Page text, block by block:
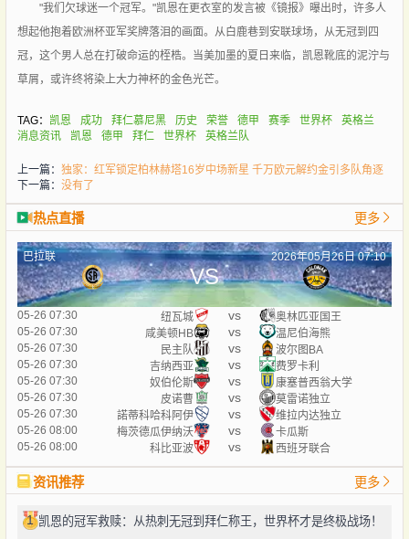
"我们欠球迷一个冠军。"凯恩在更衣室的发言被《镜报》曝出时，许多人
想起他抱着欧洲杯亚军奖牌落泪的画面。从白鹿巷到安联球场，从无冠到四
冠，这个男人总在打破命运的桎梏。当美加墨的夏日来临，凯恩靴底的泥泞与
草屑，或许终将染上大力神杯的金色光芒。
TAG： 凯恩 成功 拜仁慕尼黑 历史 荣誉 德甲 赛季 世界杯
英格兰
消息资讯
凯恩 德甲 拜仁 世界杯 英格兰队
上一篇： 独家：红军锁定柏林赫塔16岁中场新星 千万欧元解约金引多队角逐
下一篇： 没有了
热点直播 更多
巴拉联 2026年05月26日 07:10
VS
05-26 07:30 纽瓦城 vs
奥林匹亚国王
05-26 07:30
咸美顿HB vs
温尼伯海熊
05-26 07:30
民主队 vs
波尔图BA
05-26 07:30
吉纳西亚 vs
费罗卡利
05-26 07:30
奴伯伦斯 vs
康塞普西翁大学
05-26 07:30
皮诺曹 vs
莫雷诺独立
05-26 07:30
諾蒂科哈科阿伊 vs
维拉内达独立
05-26 08:00
梅茨德瓜伊纳沃 vs
卡瓜斯
05-26 08:00
科比亚波 vs 西班牙联合
资讯推荐 更多
1 凯恩的冠军救赎：从热刺无冠到拜仁称王，世界杯才是终极战场！